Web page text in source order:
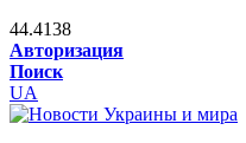
44.4138
Авторизация
Поиск
UA